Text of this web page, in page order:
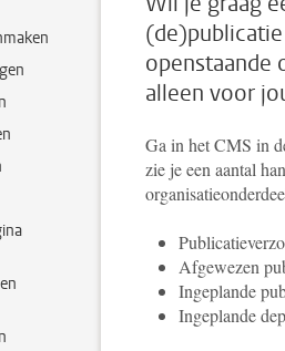
openstaande
alleen voor
Ga in het CMS in
zie je een aantal
Afgewezen
Ingeplande
Ingeplande